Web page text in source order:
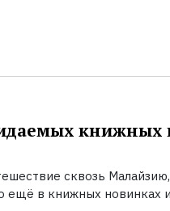
книжных
сквозь
ещё в книжных новинках